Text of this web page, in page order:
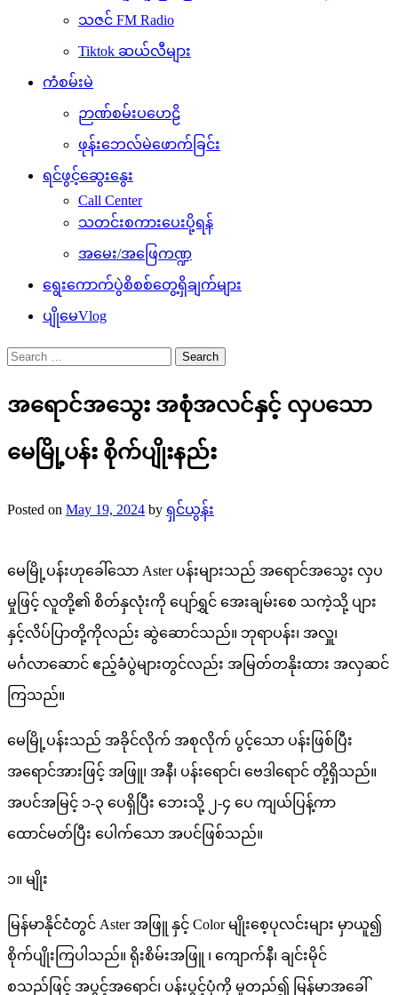
သဇင် FM Radio
Tiktok ဆယ်လီများ
ကံစမ်းမဲ
ဉာဏ်စမ်းပဟေဠိ
ဖုန်းဘေလ်မဲဖောက်ခြင်း
ရင်ဖွင့်ဆွေးနွေး
Call Center
သတင်းစကားပေးပို့ရန်
အမေး/အဖြေကဏ္ဍ
ရွေးကောက်ပွဲစိစစ်တွေ့ရှိချက်များ
ပျိုမေVlog
Search
for:
အရောင်အသွေး အစုံအလင်နှင့် လှပသော
မေမြို့ပန်း စိုက်ပျိုးနည်း
Posted on May 19, 2024 by ရှင်ယွန်း
မေမြို့ပန်းဟုခေါ်သော Aster ပန်းများသည် အရောင်အသွေး လှပ
မှုဖြင့် လူတို့၏ စိတ်နှလုံးကို ပျော်ရွှင် အေးချမ်းစေ သကဲ့သို့ ပျား
နှင့်လိပ်ပြာတို့ကိုလည်း ဆွဲဆောင်သည်။ ဘုရာပန်း၊ အလှူ၊
မင်္ဂလာဆောင် ဧည့်ခံပွဲများတွင်လည်း အမြတ်တနိုးထား အလှဆင်
ကြသည်။
မေမြို့ပန်းသည် အခိုင်လိုက် အစုလိုက် ပွင့်သော ပန်းဖြစ်ပြီး
အရောင်အားဖြင့် အဖြူ၊ အနီ၊ ပန်းရောင်၊ ဗေဒါရောင် တို့ရှိသည်။
အပင်အမြင့် ၁-၃ ပေရှိပြီး ဘေးသို့ ၂-၄ ပေ ကျယ်ပြန့်ကာ
ထောင်မတ်ပြီး ပေါက်သော အပင်ဖြစ်သည်။
၁။ မျိုး
မြန်မာနိုင်ငံတွင် Aster အဖြူ နှင့် Color မျိုးစေ့ပုလင်းများ မှာယူ၍
စိုက်ပျိုးကြပါသည်။ ရိုးစိမ်းအဖြူ ၊ ကျောက်နီ၊ ချင်းမိုင်
စသည်ဖြင့် အပွင့်အရောင်၊ ပန်းပွင့်ပုံကို မူတည်၍ မြန်မာအခေါ်